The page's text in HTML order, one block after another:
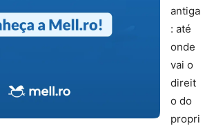
antiga
: até
onde
vai o
direit
o do
propri